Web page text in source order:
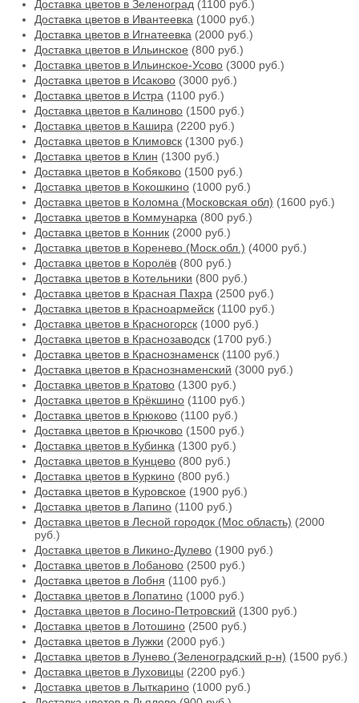
Доставка цветов в Зеленоград (1100 руб.)
Доставка цветов в Ивантеевка (1000 руб.)
Доставка цветов в Игнатеевка (2000 руб.)
Доставка цветов в Ильинское (800 руб.)
Доставка цветов в Ильинское-Усово (3000 руб.)
Доставка цветов в Исаково (3000 руб.)
Доставка цветов в Истра (1100 руб.)
Доставка цветов в Калиново (1500 руб.)
Доставка цветов в Кашира (2200 руб.)
Доставка цветов в Климовск (1300 руб.)
Доставка цветов в Клин (1300 руб.)
Доставка цветов в Кобяково (1500 руб.)
Доставка цветов в Кокошкино (1000 руб.)
Доставка цветов в Коломна (Московская обл) (1600 руб.)
Доставка цветов в Коммунарка (800 руб.)
Доставка цветов в Конник (2000 руб.)
Доставка цветов в Коренево (Моск.обл.) (4000 руб.)
Доставка цветов в Королёв (800 руб.)
Доставка цветов в Котельники (800 руб.)
Доставка цветов в Красная Пахра (2500 руб.)
Доставка цветов в Красноармейск (1100 руб.)
Доставка цветов в Красногорск (1000 руб.)
Доставка цветов в Краснозаводск (1700 руб.)
Доставка цветов в Краснознаменск (1100 руб.)
Доставка цветов в Краснознаменский (3000 руб.)
Доставка цветов в Кратово (1300 руб.)
Доставка цветов в Крёкшино (1100 руб.)
Доставка цветов в Крюково (1100 руб.)
Доставка цветов в Крючково (1500 руб.)
Доставка цветов в Кубинка (1300 руб.)
Доставка цветов в Кунцево (800 руб.)
Доставка цветов в Куркино (800 руб.)
Доставка цветов в Куровское (1900 руб.)
Доставка цветов в Лапино (1100 руб.)
Доставка цветов в Лесной городок (Мос область) (2000
руб.)
Доставка цветов в Ликино-Дулево (1900 руб.)
Доставка цветов в Лобаново (2500 руб.)
Доставка цветов в Лобня (1100 руб.)
Доставка цветов в Лопатино (1000 руб.)
Доставка цветов в Лосино-Петровский (1300 руб.)
Доставка цветов в Лотошино (2500 руб.)
Доставка цветов в Лужки (2000 руб.)
Доставка цветов в Лунево (Зеленоградский р-н) (1500 руб.)
Доставка цветов в Луховицы (2200 руб.)
Доставка цветов в Лыткарино (1000 руб.)